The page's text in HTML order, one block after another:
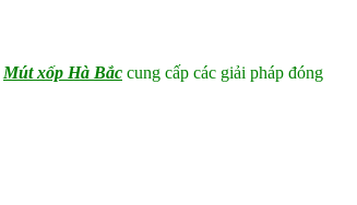
Mút xốp Hà Bắc cung cấp các giải pháp đóng